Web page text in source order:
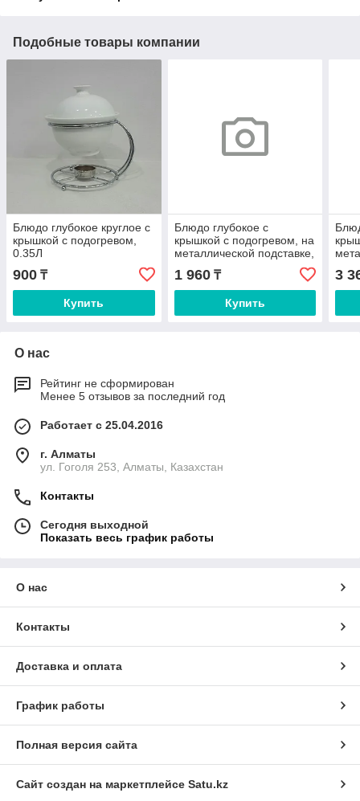
Подобные товары компании
Блюдо глубокое круглое с
крышкой с подогревом,
0.35Л
900 ₸
Купить
Блюдо глубокое с
крышкой с подогревом, на
металлической подставке,
1 960₸
Купить
3
О нас
Рейтинг не сформирован
Менее 5 отзывов за последний год
Работает с 25.04.2016
г. Алматы
ул. Гоголя 253, Алматы, Казахстан
Контакты
Сегодня выходной
Показать весь график работы
О нас
Контакты
Доставка и оплата
График работы
Полная версия сайта
Сайт создан на маркетплейсе Satu.kz